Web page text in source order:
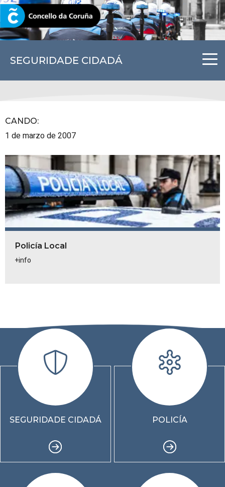
SEGURIDADE CIDADÁ
CORUNA.GAL
CANDO:
1 de marzo de 2007
Policía Local
+info
SEGURIDADE CIDADÁ POLICÍA